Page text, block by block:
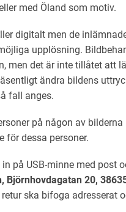
med Öland som motiv.
digitalt men de
upplösning.
men det är inte tillåtet att
ändra bildens
fall anges.
på någon av
för dessa personer.
på USB-minne med post
Björnhovdagatan 20,
ska bifoga adresserat